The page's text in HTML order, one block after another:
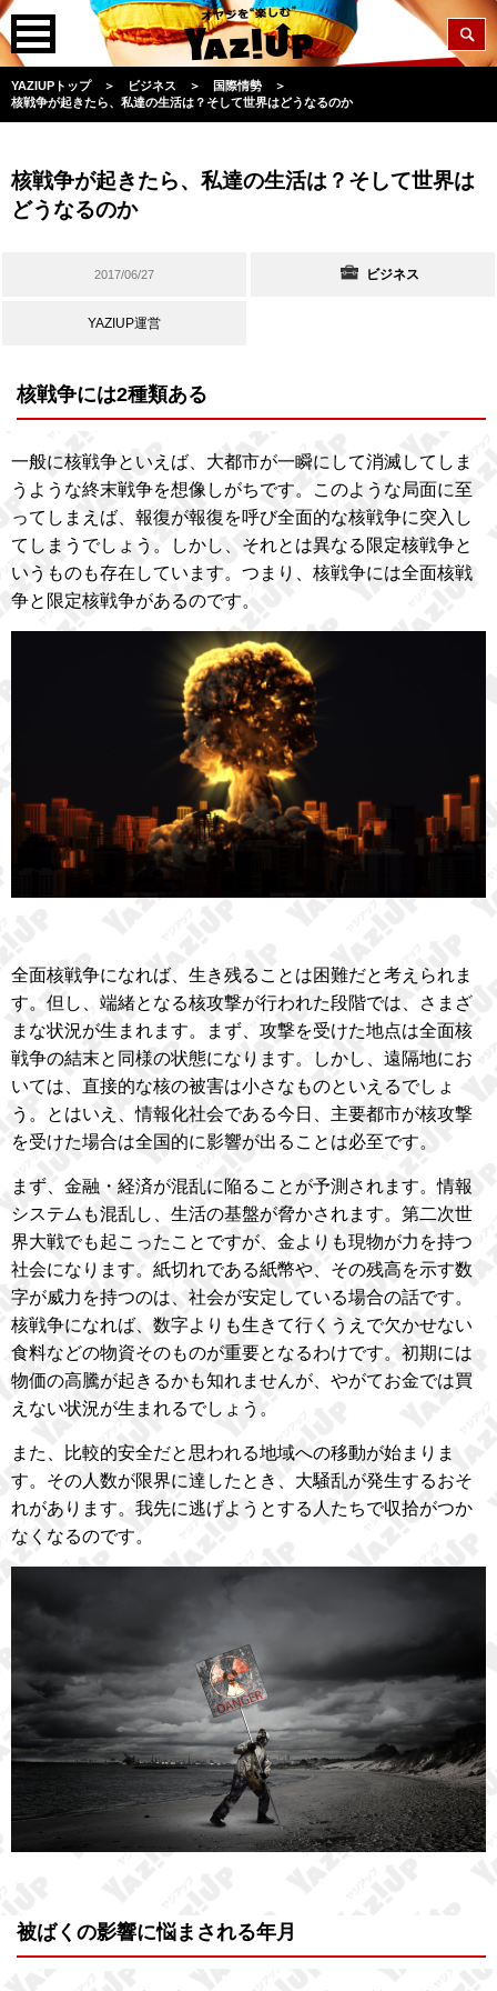
YAZIUPトップ ＞ ビジネス ＞ 国際情勢
＞
核戦争が起きたら、私達の生活は？そして世界はどうなるのか
核戦争が起きたら、私達の生活は？そして世界は
どうなるのか
2017/06/27 ビジネス
YAZIUP運営
核戦争には2種類ある
一般に核戦争といえば、大都市が一瞬にして消滅してしま
うような終末戦争を想像しがちです。このような局面に至
ってしまえば、報復が報復を呼び全面的な核戦争に突入し
てしまうでしょう。しかし、それとは異なる限定核戦争と
いうものも存在しています。つまり、核戦争には全面核戦
争と限定核戦争があるのです。
全面核戦争になれば、生き残ることは困難だと考えられま
す。但し、端緒となる核攻撃が行われた段階では、さまざ
まな状況が生まれます。まず、攻撃を受けた地点は全面核
戦争の結末と同様の状態になります。しかし、遠隔地にお
いては、直接的な核の被害は小さなものといえるでしょ
う。とはいえ、情報化社会である今日、主要都市が核攻撃
を受けた場合は全国的に影響が出ることは必至です。
まず、金融・経済が混乱に陥ることが予測されます。情報
システムも混乱し、生活の基盤が脅かされます。第二次世
界大戦でも起こったことですが、金よりも現物が力を持つ
社会になります。紙切れである紙幣や、その残高を示す数
字が威力を持つのは、社会が安定している場合の話です。
核戦争になれば、数字よりも生きて行くうえで欠かせない
食料などの物資そのものが重要となるわけです。初期には
物価の高騰が起きるかも知れませんが、やがてお金では買
えない状況が生まれるでしょう。
また、比較的安全だと思われる地域への移動が始まりま
す。その人数が限界に達したとき、大騒乱が発生するおそ
れがあります。我先に逃げようとする人たちで収拾がつか
なくなるのです。
被ばくの影響に悩まされる年月